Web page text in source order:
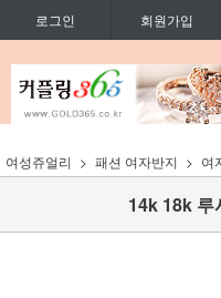
로그인 회원가입
여성쥬얼리 패션 여자반지 여
14k 18k 루